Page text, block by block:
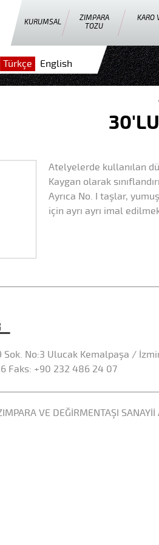
Türkçe English
KURUMSAL
ZIMPARA
TOZU
KARO
Atelyelerde kullanılan
Kaygan olarak
Ayrıca No. I taşlar,
için ayrı ayrı imal
Sok. No:3 Ulucak Kemalpaşa /
Faks: +90 232 486 24 07
VE DEĞİRMENTAŞI SANAYİİ